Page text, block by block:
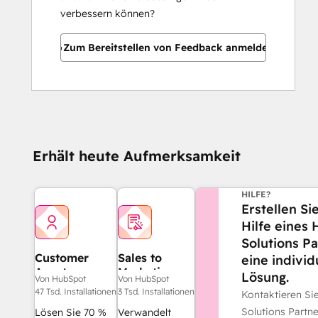
verbessern können?
Zum Bereitstellen von Feedback anmelden
Erhält heute Aufmerksamkeit
Customer
Agent
Von HubSpot
47 Tsd. Installationen
Lösen Sie 70 %
Sales to
Marketing
Feedback
Von HubSpot
3 Tsd. Installationen
Verwandelt
HILFE?
Erstellen
Hilfe eines
Solutions
eine
Lösung.
Kontaktieren
Solutions